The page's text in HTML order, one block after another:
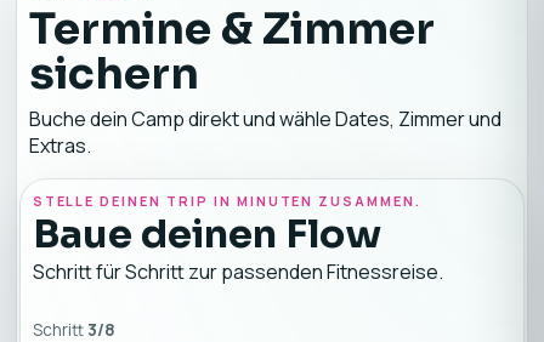
Termine & Zimmer
sichern
Buche dein Camp direkt und wähle Dates, Zimmer und
Extras.
STELLE DEINEN TRIP IN MINUTEN ZUSAMMEN.
Baue deinen Flow
Schritt für Schritt zur passenden Fitnessreise.
Schritt3/8